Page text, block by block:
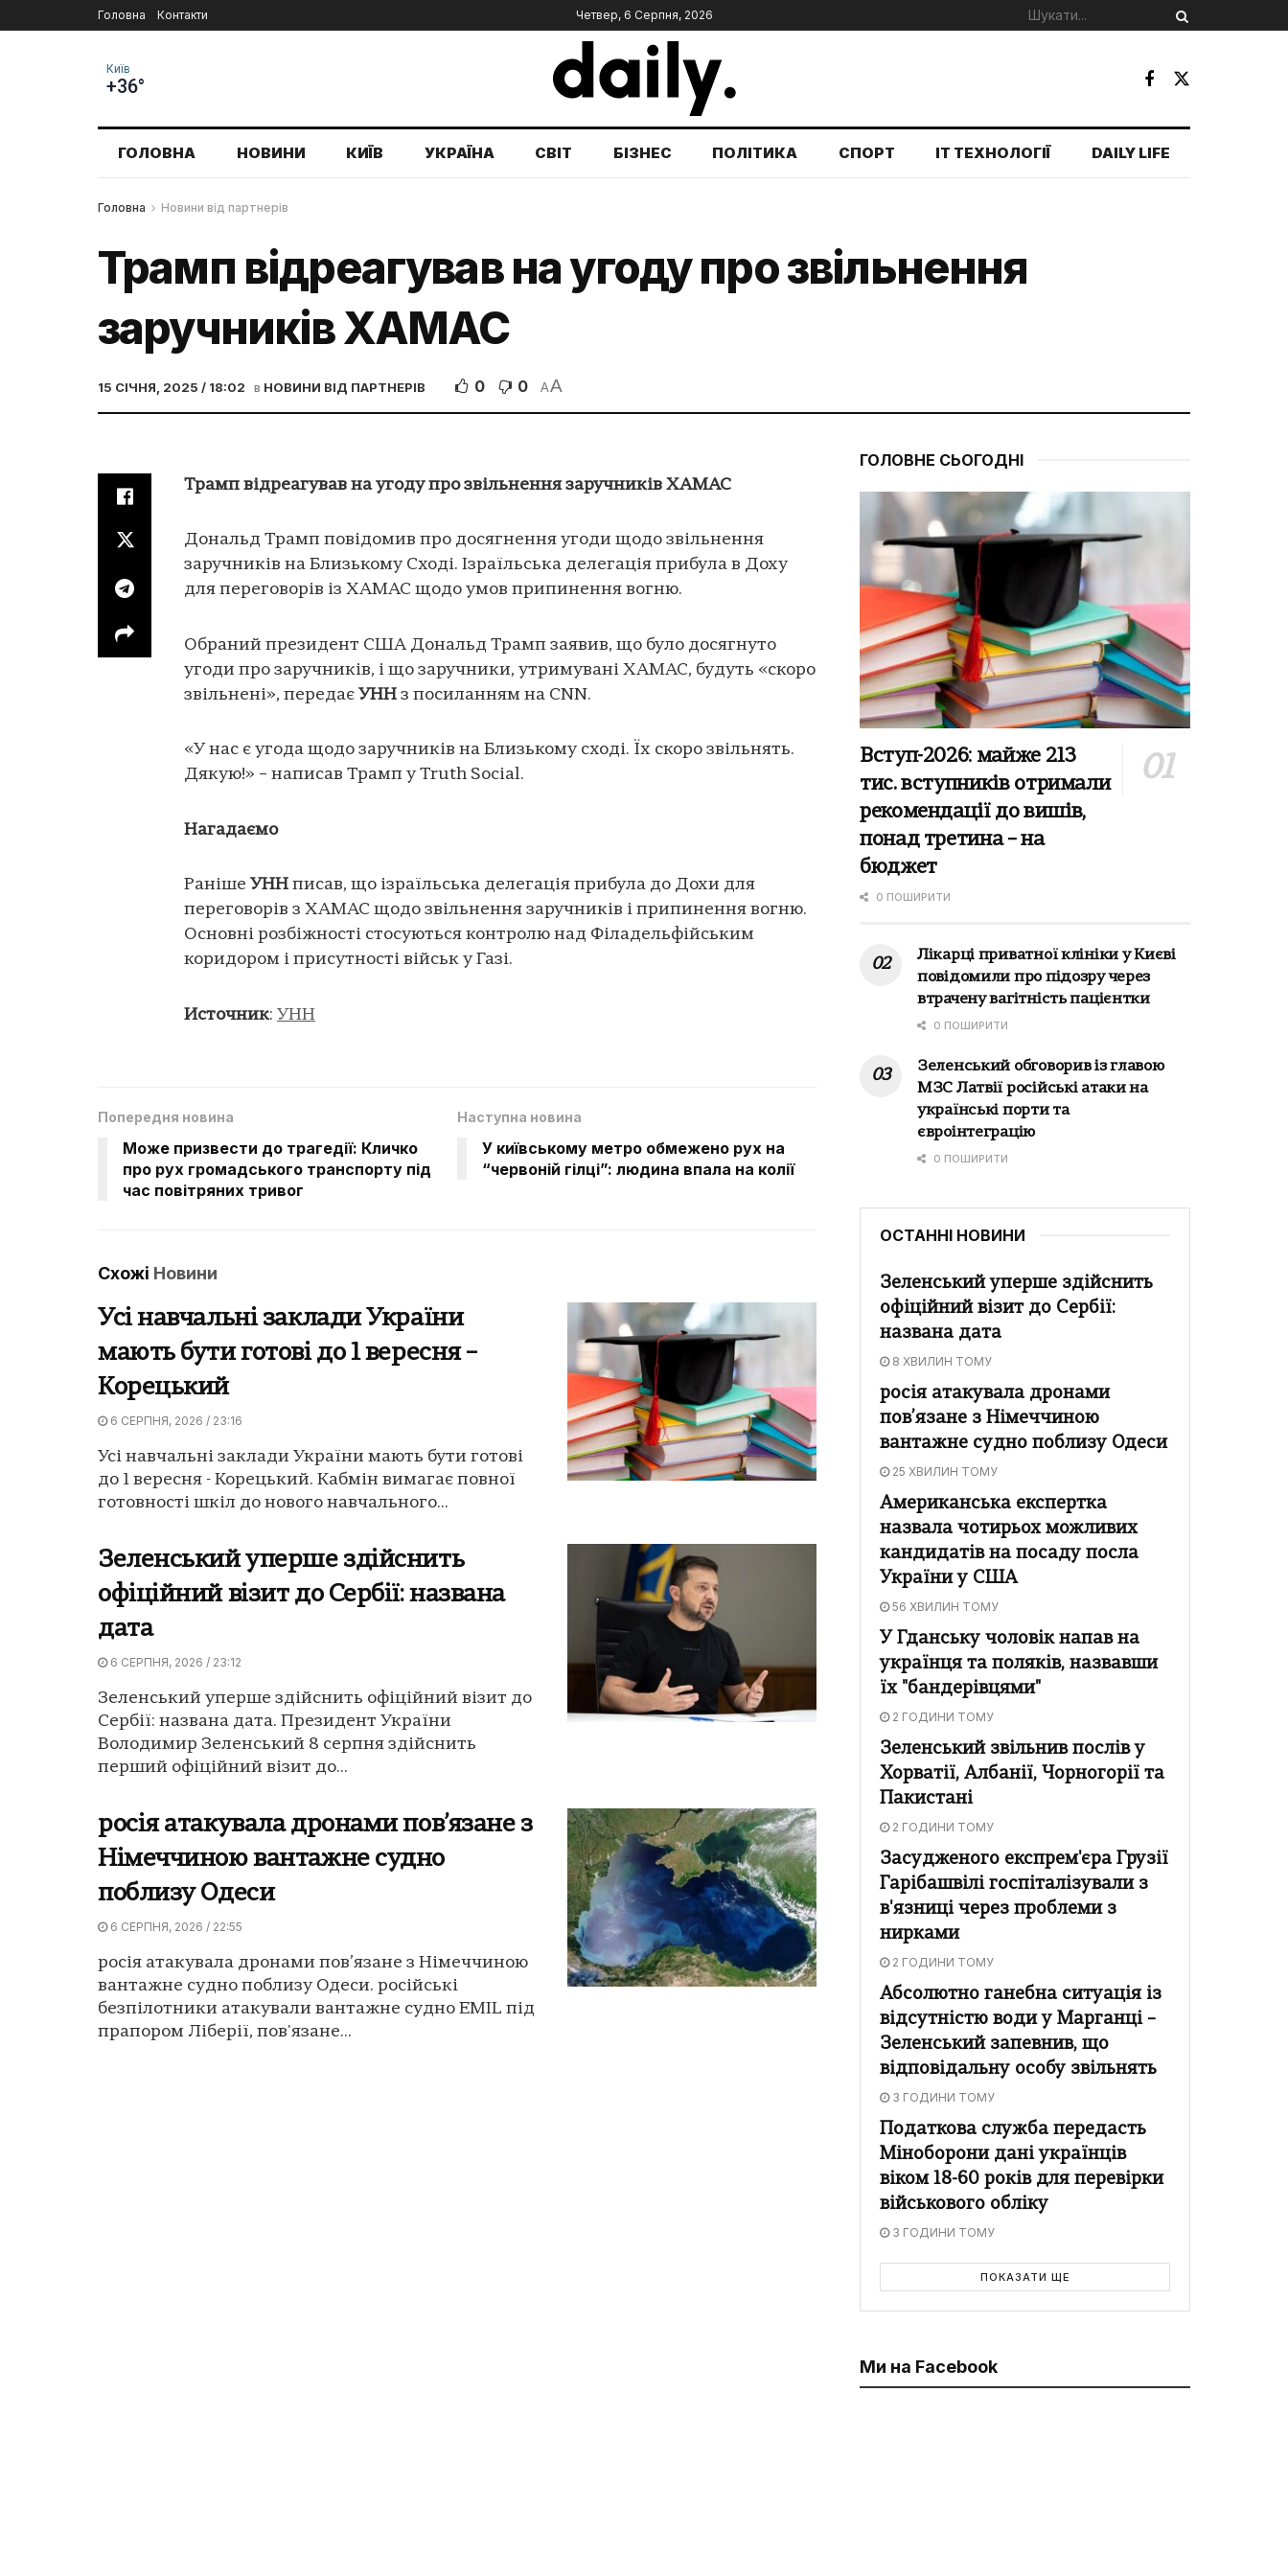
Головна Контакти Четвер, 6 Серпня, 2026
Київ
+36°
ГОЛОВНА НОВИНИ КИЇВ УКРАЇНА СВІТ БІЗНЕС ПОЛІТИКА СПОРТ IT ТЕХНОЛОГІЇ DAILY LIFE
Головна Новини від партнерів
Трамп відреагував на угоду про звільнення
заручників ХАМАС
15 СІЧНЯ, 2025 / 18:02 в НОВИНИ ВІД ПАРТНЕРІВ 0 0 AA
Трамп відреагував на угоду про звільнення заручників ХАМАС
Дональд Трамп повідомив про досягнення угоди щодо звільнення
заручників на Близькому Сході. Ізраїльська делегація прибула в Доху
для переговорів із ХАМАС щодо умов припинення вогню.
Обраний президент США Дональд Трамп заявив, що було досягнуто
угоди про заручників, і що заручники, утримувані ХАМАС, будуть «скоро
звільнені», передає УНН з посиланням на CNN.
«У нас є угода щодо заручників на Близькому сході. Їх скоро звільнять.
Дякую!» – написав Трамп у Truth Social.
Нагадаємо
Раніше УНН писав, що ізраїльська делегація прибула до Дохи для
переговорів з ХАМАС щодо звільнення заручників і припинення вогню.
Основні розбіжності стосуються контролю над Філадельфійським
коридором і присутності військ у Газі.
Источник: УНН
Попередня новина
Може призвести до трагедії: Кличко
про рух громадського транспорту під
час повітряних тривог
Наступна новина
У київському метро обмежено рух на
“червоній гілці”: людина впала на колії
Схожі Новини
Усі навчальні заклади України
мають бути готові до 1 вересня –
Корецький
6 СЕРПНЯ, 2026 / 23:16
Усі навчальні заклади України мають бути готові
до 1 вересня - Корецький. Кабмін вимагає повної
готовності шкіл до нового навчального...
Зеленський уперше здійснить
офіційний візит до Сербії: названа
дата
6 СЕРПНЯ, 2026 / 23:12
Зеленський уперше здійснить офіційний візит до
Сербії: названа дата. Президент України
Володимир Зеленський 8 серпня здійснить
перший офіційний візит до...
росія атакувала дронами пов’язане з
Німеччиною вантажне судно
поблизу Одеси
6 СЕРПНЯ, 2026 / 22:55
росія атакувала дронами пов’язане з Німеччиною
вантажне судно поблизу Одеси. російські
безпілотники атакували вантажне судно EMIL під
прапором Ліберії, пов'язане...
ГОЛОВНЕ СЬОГОДНІ
Вступ-2026: майже 213
тис. вступників отримали
рекомендації до вишів,
понад третина – на
бюджет
0 ПОШИРИТИ
Лікарці приватної клініки у Києві
повідомили про підозру через
втрачену вагітність пацієнтки
0 ПОШИРИТИ
Зеленський обговорив із главою
МЗС Латвії російські атаки на
українські порти та
євроінтеграцію
0 ПОШИРИТИ
ОСТАННІ НОВИНИ
Зеленський уперше здійснить
офіційний візит до Сербії:
названа дата
8 ХВИЛИН ТОМУ
росія атакувала дронами
пов’язане з Німеччиною
вантажне судно поблизу Одеси
25 ХВИЛИН ТОМУ
Американська експертка
назвала чотирьох можливих
кандидатів на посаду посла
України у США
56 ХВИЛИН ТОМУ
У Гданську чоловік напав на
українця та поляків, назвавши
їх "бандерівцями"
2 ГОДИНИ ТОМУ
Зеленський звільнив послів у
Хорватії, Албанії, Чорногорії та
Пакистані
2 ГОДИНИ ТОМУ
Засудженого експрем'єра Грузії
Гарібашвілі госпіталізували з
в'язниці через проблеми з
нирками
2 ГОДИНИ ТОМУ
Абсолютно ганебна ситуація із
відсутністю води у Марганці –
Зеленський запевнив, що
відповідальну особу звільнять
3 ГОДИНИ ТОМУ
Податкова служба передасть
Міноборони дані українців
віком 18-60 років для перевірки
військового обліку
3 ГОДИНИ ТОМУ
ПОКАЗАТИ ЩЕ
Ми на Facebook